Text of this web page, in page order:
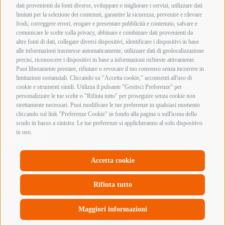
dati provenienti da fonti diverse, sviluppare e migliorare i servizi, utilizzare dati
limitati per la selezione dei contenuti, garantire la sicurezza, prevenire e rilevare
frodi, correggere errori, erogare e presentare pubblicità e contenuto, salvare e
comunicare le scelte sulla privacy, abbinare e combinare dati provenienti da
altre fonti di dati, collegare diversi dispositivi, identificare i dispositivi in base
alle informazioni trasmesse automaticamente, utilizzare dati di geolocalizzazione
precisi, riconoscere i dispositivi in base a informazioni richieste attivamente.
Puoi liberamente prestare, rifiutare o revocare il tuo consenso senza incorrere in
limitazioni sostanziali. Cliccando su "Accetta cookie," acconsenti all'uso di
cookie e strumenti simili. Utilizza il pulsante "Gestisci Preferenze" per
personalizzare le tue scelte o "Rifiuta tutto" per proseguire senza cookie non
strettamente necessari. Puoi modificare le tue preferenze in qualsiasi momento
cliccando sul link "Preferenze Cookie" in fondo alla pagina o sull'icona dello
scudo in basso a sinistra. Le tue preferenze si applicheranno al solo dispositivo
in uso.
Accetta cookie
Rifiuta tutto
Maggiori informazioni
Lunedì mattina Chiuso
Lunedì pomeriggio
15:00 – 19:00
Martedì – Sabato
09:00 – 12:30 / 15:00 – 19:00
Termini e Condizioni di Vendita
Informazioni acquisto armi e munizioni
Privacy Policy
Cookie Policy
Copyright @ 2026 Armeria Innocenti - Tutti i diritti
sono riservati
Bonifico Bancario
Contrassegno
Elenco erogazioni pubbliche
In riferimento all’art 1, comma 125 bis, Legge 124/2017 si segnala che la
società ha ricevuto, nel corso dell’esercizio 2018, sovvenzioni, sussidi,
vantaggi, contributi o aiuti pubblici in denaro o in natura, non aventi
Si segnala in particolare ex art. 1, comma 125, Legge 124/2017 che la
società ha beneficiato di contributi per complessivi euro 11581,58.
In ogni caso si rinvia al Registro Nazionale degli Aiuti di Stato.